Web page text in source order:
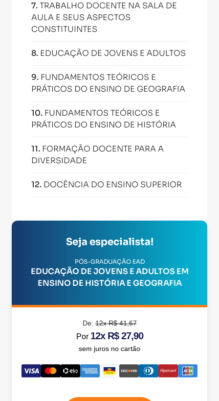
7.TRABALHO DOCENTE NA SALA DE
AULA E SEUS ASPECTOS
CONSTITUINTES
8. EDUCAÇÃO DE JOVENS E ADULTOS
9. FUNDAMENTOS TEÓRICOS E
PRÁTICOS DO ENSINO DE GEOGRAFIA
10. FUNDAMENTOS TEÓRICOS E
PRÁTICOS DO ENSINO DE HISTÓRIA
11. FORMAÇÃO DOCENTE PARA A
DIVERSIDADE
12. DOCÊNCIA DO ENSINO SUPERIOR
Seja especialista!
PÓS-GRADUAÇÃO EAD
EDUCAÇÃO DE JOVENS E ADULTOS EM
ENSINO DE HISTÓRIA E GEOGRAFIA
De:12x R$ 41,67
Por 12x R$ 27,90
sem juros no cartão